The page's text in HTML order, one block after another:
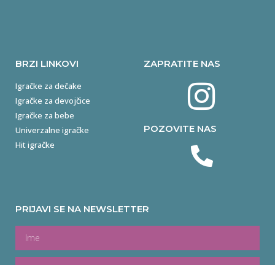
BRZI LINKOVI
Igračke za dečake
Igračke za devojčice
Igračke za bebe
Univerzalne igračke
Hit igračke
ZAPRATITE NAS
POZOVITE NAS
PRIJAVI SE NA NEWSLETTER